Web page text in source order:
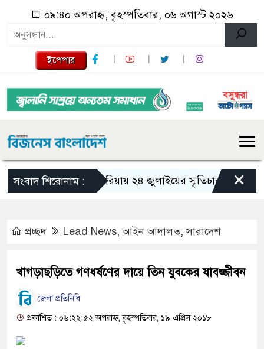
০৯:৪০ অপরাহ্ন, বৃহস্পতিবার, ০৬ অগাস্ট ২০২৬
ইপেপার
সংবাদ শিরোনাম :গজারিয়ায় ২৪ জুলাইয়ের স্মৃতিচারণ: গুমের×
প্রচ্ছদ Lead News,আইন আদালত,সারাদেশ
খাগড়াছড়িতে গণধর্ষণের দায়ে তিন যুবকের যাবজ্জীবন
জেলা প্রতিনিধি
প্রকাশিত : ০৬:২২:৫২ অপরাহ্ন, বৃহস্পতিবার, ১৯ এপ্রিল ২০১৮